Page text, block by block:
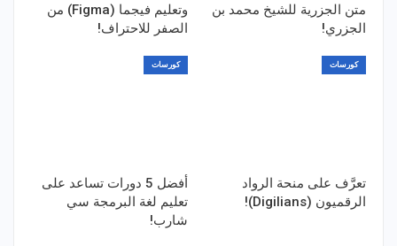
متن الجزرية للشيخ محمد بن
الجزري!
وتعليم فيجما (Figma) من
الصفر للاحتراف!
كورسات
تعرَّف على منحة الرواد
الرقميون (Digilians)!
كورسات
أفضل 5 دورات تساعد على
تعليم لغة البرمجة سي
شارب!